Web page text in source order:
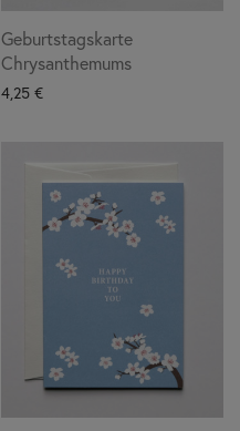
Geburtstagskarte
Chrysanthemums
4,25 €